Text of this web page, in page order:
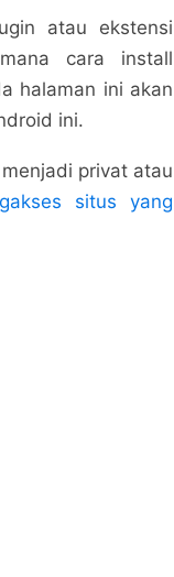
atau ekstensi
cara install
halaman ini akan
ini.
privat atau
situs yang